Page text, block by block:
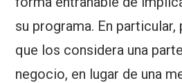
su programa. En
que los considera una
negocio, en lugar de una